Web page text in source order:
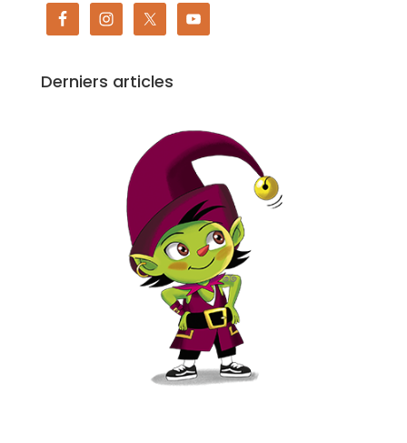
Derniers articles